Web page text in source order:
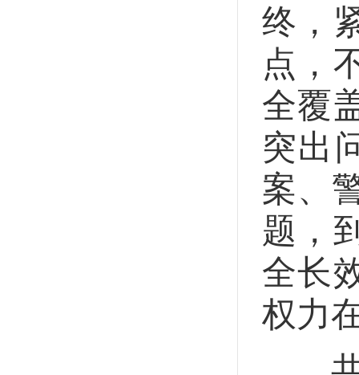
终，
点，
全覆
突出
案、
题，
全长
权力